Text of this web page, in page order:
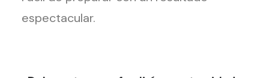
espectacular.